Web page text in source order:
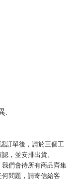
.
訂單後，請於三個工
，並安排出貨。
們會待所有商品齊集
問題，請寄信給客